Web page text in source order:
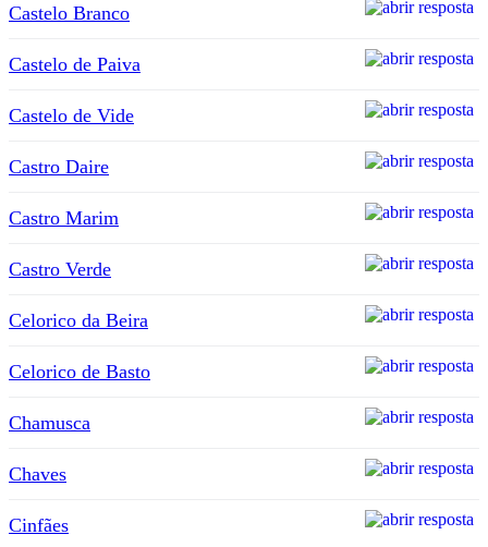
Castelo Branco
Castelo de Paiva
Castelo de Vide
Castro Daire
Castro Marim
Castro Verde
Celorico da Beira
Celorico de Basto
Chamusca
Chaves
Cinfães